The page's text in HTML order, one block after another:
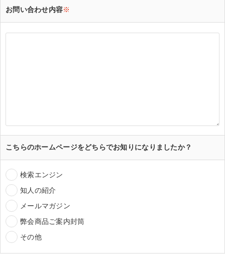
お問い合わせ内容※
こちらのホームページをどちらでお知りになりましたか？
検索エンジン
知人の紹介
メールマガジン
弊会商品ご案内封筒
その他